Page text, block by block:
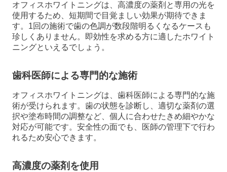
オフィスホワイトニングは、高濃度の薬剤と専用の光を
使用するため、短期間で目覚ましい効果が期待できま
す。1回の施術で歯の色調が数段階明るくなるケースも
珍しくありません。即効性を求める方に適したホワイト
ニングといえるでしょう。
歯科医師による専門的な施術
オフィスホワイトニングは、歯科医師による専門的な施
術が受けられます。歯の状態を診断し、適切な薬剤の選
択や塗布時間の調整など、個人に合わせたきめ細やかな
対応が可能です。安全性の面でも、医師の管理下で行わ
れるため安心できます。
高濃度の薬剤を使用